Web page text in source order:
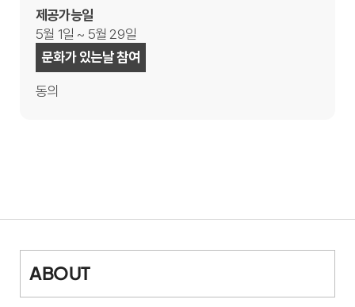
제공가능일
5월 1일 ~ 5월 29일
문화가 있는날 참여
동의
ABOUT